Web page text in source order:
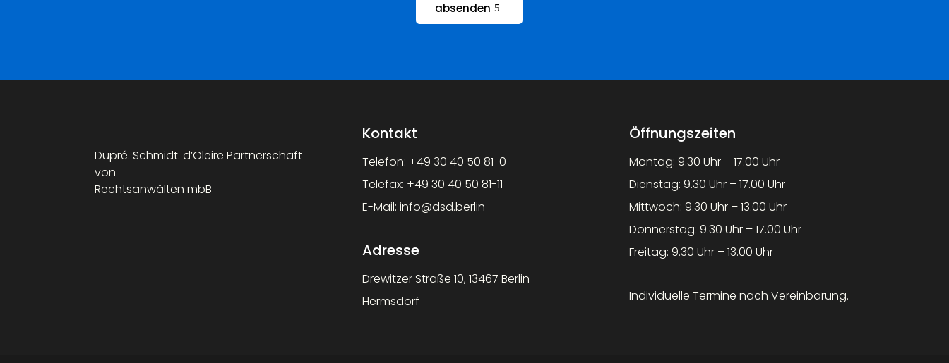
absenden
Dupré. Schmidt. d’Oleire Partnerschaft
von
Rechtsanwälten mbB
Kontakt
Telefon: +49 30 40 50 81-0
Telefax: +49 30 40 50 81-11
E-Mail: info@dsd.berlin
Adresse
Drewitzer Straße 10, 13467 Berlin-
Hermsdorf
Öffnungszeiten
Montag: 9.30 Uhr – 17.00 Uhr
Dienstag: 9.30 Uhr – 17.00 Uhr
Mittwoch: 9.30 Uhr – 13.00 Uhr
Donnerstag: 9.30 Uhr – 17.00 Uhr
Freitag: 9.30 Uhr – 13.00 Uhr
Individuelle Termine nach Vereinbarung.